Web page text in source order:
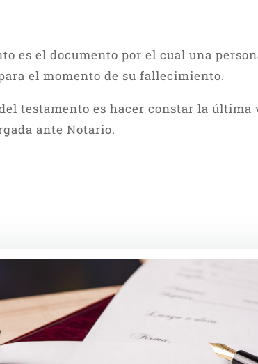
es el documento por el cual una
el momento de su fallecimiento.
testamento es hacer constar la
ante Notario.